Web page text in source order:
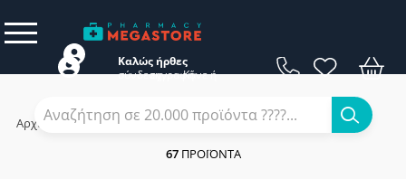
Καλώς ήρθες
Κάνε
σύνδεση ή
εγγραφή
Αρχική / Εταιρίες
Medichrom
67ΠΡΟΪΌΝΤΑ